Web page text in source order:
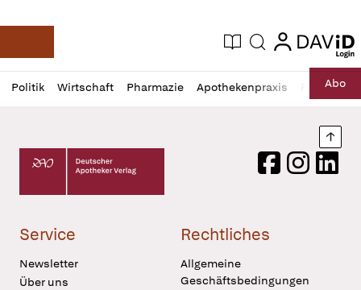
Deutsche Apotheker Zeitung
Aktuelle Ausgabe
Suche login
login
Politik Wirtschaft Pharmazie Apothekenpraxis RechtAbo
Profil
öffnen
Daz
Pur
Deutscher Apotheker Verlag Logo
FacebookInstagram
Service
Newsletter
Über uns
Rechtliches
Allgemeine
Geschäftsbedingungen